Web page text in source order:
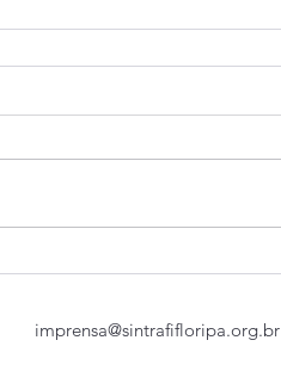
trabalhadores
imprensa@sintrafifloripa.org.br